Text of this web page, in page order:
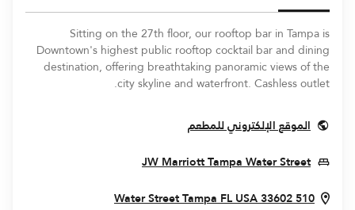
Sitting on the 27th floor, our rooftop bar in Tampa is
Downtown's highest public rooftop cocktail bar and dining
destination, offering breathtaking panoramic views of the
city skyline and waterfront. Cashless outlet.
الموقع الإلكتروني للمطعمOpens In New Window
JW Marriott Tampa Water Street
Opens In New Window
510 Water Street
TampaFLUSA33602
In New Window